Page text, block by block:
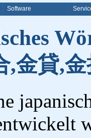
Software
,金貸,